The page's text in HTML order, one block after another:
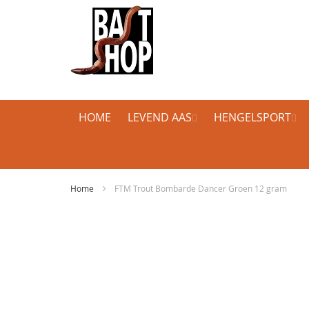
HOME LEVEND AAS HENGELSPORT
Home FTM Trout Bombarde Dancer Groen 12 gram